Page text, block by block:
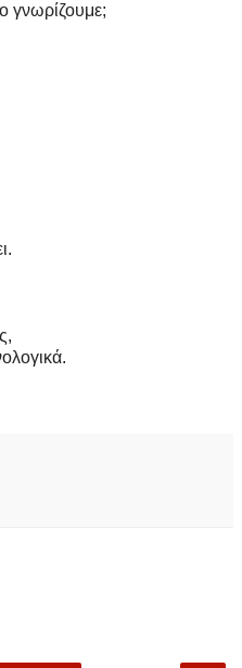
γνωρίζουμε;